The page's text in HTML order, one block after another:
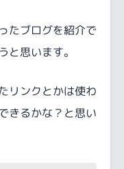
たブログを紹介で
と思います。
リンクとかは使わ
きるかな？と思い